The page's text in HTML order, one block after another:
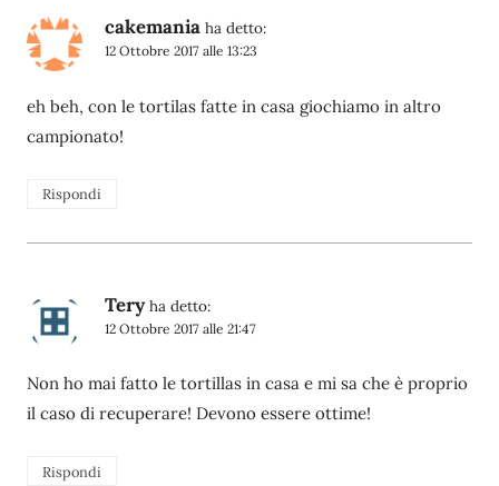
cakemania ha detto:
12 Ottobre 2017 alle 13:23
eh beh, con le tortilas fatte in casa giochiamo in altro
campionato!
Rispondi
Tery ha detto:
12 Ottobre 2017 alle 21:47
Non ho mai fatto le tortillas in casa e mi sa che è proprio
il caso di recuperare! Devono essere ottime!
Rispondi